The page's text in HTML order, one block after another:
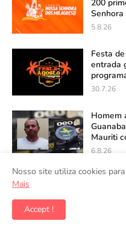
200
5.8.26
Festa
entrada
30.7.26
Homem
Mauriti
6.8.26
Nosso site utiliza cookies
Mais
Accept !